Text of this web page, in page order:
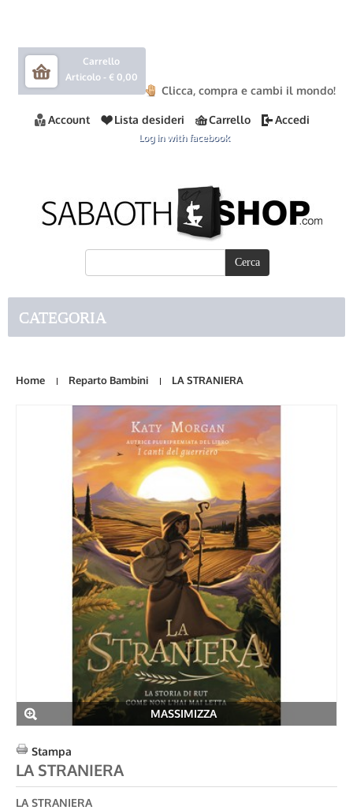
Carrello
Articolo - € 0,00
Clicca, compra e cambi il mondo!
Account Lista desideri Carrello Accedi
Log in with facebook
CATEGORIA
Home Reparto Bambini LA STRANIERA
MASSIMIZZA
Stampa
LA STRANIERA
LA STRANIERA